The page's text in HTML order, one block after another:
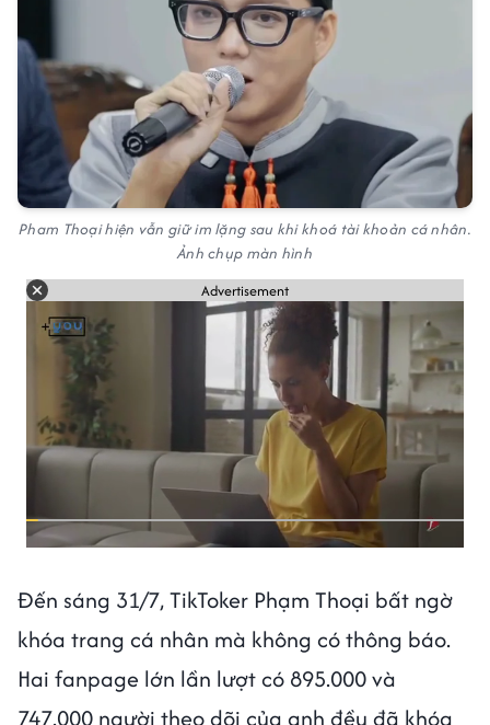
Pham Thoại hiện vẫn giữ im lặng sau khi khoá tài khoản cá nhân.
Ảnh chụp màn hình
Advertisement
Đến sáng 31/7, TikToker Phạm Thoại bất ngờ
khóa trang cá nhân mà không có thông báo.
Hai fanpage lớn lần lượt có 895.000 và
747.000 người theo dõi của anh đều đã khóa